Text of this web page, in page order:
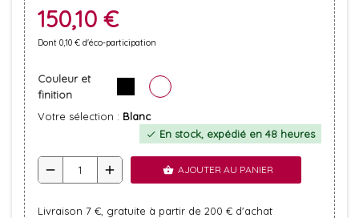
150,10 €
Dont 0,10 € d'éco-participation
Couleur et
finition
Votre sélection : Blanc
check En stock, expédié en 48 heures
remove add shopping_basket AJOUTER AU PANIER
Livraison 7 €, gratuite à partir de 200 € d'achat